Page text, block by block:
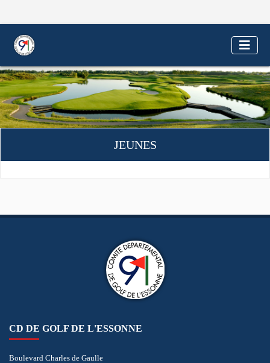
JEUNES
CD DE GOLF DE L'ESSONNE
Boulevard Charles de Gaulle